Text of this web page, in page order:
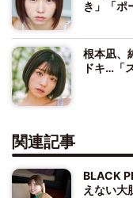
き」「ポ
根本凪、
ドキ…「
関連記事
BLACK
えない大